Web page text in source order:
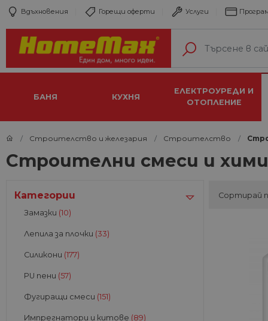
Вдъхновения Горещи оферти Услуги
БАНЯ КУХНЯ
ЕЛЕКТРОУРЕДИ И
ОТОПЛЕНИЕ
Строителство и железария Строителство
Строителни смеси и
Категории
Замазки (10)
Лепила за плочки (33)
Силикони (177)
PU пени (57)
Фугиращи смеси (151)
Импрегнатори и китове (89)
Сортирай